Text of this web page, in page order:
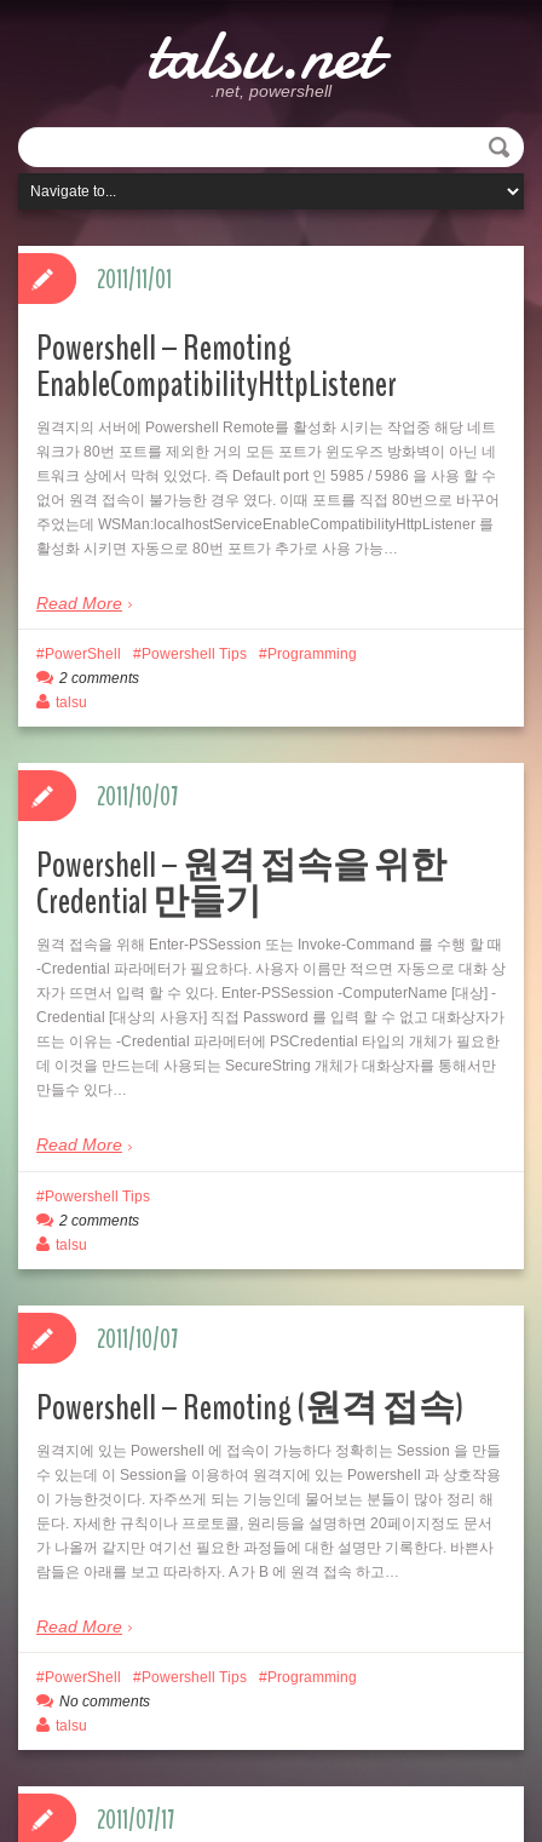
talsu.net
.net, powershell
Powershell – Remoting
EnableCompatibilityHttpListener
원격지의 서버에 Powershell Remote를 활성화 시키는 작업중 해당 네트
워크가 80번 포트를 제외한 거의 모든 포트가 윈도우즈 방화벽이 아닌 네
트워크 상에서 막혀 있었다. 즉 Default port 인 5985 / 5986 을 사용 할 수
없어 원격 접속이 불가능한 경우 였다. 이때 포트를 직접 80번으로 바꾸어
주었는데 WSMan:localhostServiceEnableCompatibilityHttpListener 를
활성화 시키면 자동으로 80번 포트가 추가로 사용 가능…
Read More
2011/11/01
PowerShell Powershell Tips
Programming
2 comments
talsu
Powershell – 원격 접속을 위한
Credential 만들기
원격 접속을 위해 Enter-PSSession 또는 Invoke-Command 를 수행 할 때
-Credential 파라메터가 필요하다. 사용자 이름만 적으면 자동으로 대화 상
자가 뜨면서 입력 할 수 있다. Enter-PSSession -ComputerName [대상] -
Credential [대상의 사용자] 직접 Password 를 입력 할 수 없고 대화상자가
뜨는 이유는 -Credential 파라메터에 PSCredential 타입의 개체가 필요한
데 이것을 만드는데 사용되는 SecureString 개체가 대화상자를 통해서만
만들수 있다…
Read More
2011/10/07
Powershell Tips
2 comments
talsu
Powershell – Remoting (원격 접속)
원격지에 있는 Powershell 에 접속이 가능하다 정확히는 Session 을 만들
수 있는데 이 Session을 이용하여 원격지에 있는 Powershell 과 상호작용
이 가능한것이다. 자주쓰게 되는 기능인데 물어보는 분들이 많아 정리 해
둔다. 자세한 규칙이나 프로토콜, 원리등을 설명하면 20페이지정도 문서
가 나올꺼 같지만 여기선 필요한 과정들에 대한 설명만 기록한다. 바쁜사
람들은 아래를 보고 따라하자. A 가 B 에 원격 접속 하고…
Read More
2011/10/07
PowerShell Powershell Tips
Programming
No comments
talsu
2011/07/17